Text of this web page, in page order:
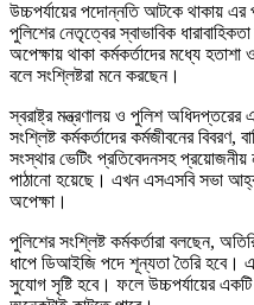
উচ্চপর্যায়ের পদোন্নতি আটকে থাকায়
পুলিশের নেতৃত্বের স্বাভাবিক
অপেক্ষায় থাকা কর্মকর্তাদের মধ্যে
বলে সংশ্লিষ্টরা মনে করছেন।
স্বরাষ্ট্র মন্ত্রণালয় ও পুলিশ
সংশ্লিষ্ট কর্মকর্তাদের কর্মজীবনের
সংস্থার ভেটিং প্রতিবেদনসহ প্রয়োজনীয়
পাঠানো হয়েছে। এখন এসএসবি সভা
অপেক্ষা।
পুলিশের সংশ্লিষ্ট কর্মকর্তারা বলছেন,
ধাপে ডিআইজি পদে শূন্যতা তৈরি হবে।
সুযোগ সৃষ্টি হবে। ফলে উচ্চপর্যায়ের